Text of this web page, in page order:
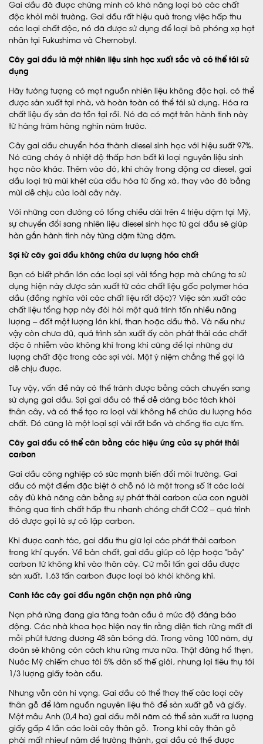
Gai dầu đã được chứng minh có khả năng loại bỏ các chất
độc khỏi môi trường. Gai dầu rất hiệu quả trong việc hấp thu
các loại chất độc, nó đã được sử dụng để loại bỏ phóng xạ hạt
nhân tại Fukushima và Chernobyl.
Cây gai dầu là một nhiên liệu sinh học xuất sắc và có thể tái sử
dụng
Hãy tưởng tượng có mọt nguồn nhiên liệu không độc hại, có thể
được sản xuất tại nhà, và hoàn toàn có thể tái sử dụng. Hóa ra
chất liệu ấy sẵn đã tồn tại rồi. Nó đã có mặt trên hành tinh này
từ hàng trăm hàng nghìn năm trước.
Cây gai dầu chuyển hóa thành diesel sinh học với hiệu suất 97%.
Nó cũng cháy ở nhiệt độ thấp hơn bất kì loại nguyên liệu sinh
học nào khác. Thêm vào đó, khi cháy trong động cơ diesel, gai
dầu loại trừ mùi khét của dầu hỏa từ ống xả, thay vào đó bằng
mùi dễ chịu của loài cây này.
Với những con đường có tổng chiều dài trên 4 triệu dặm tại Mỹ,
sự chuyển đổi sang nhiên liệu diesel sinh học từ gai dầu sẽ giúp
hàn gắn hành tinh này từng dặm từng dặm.
Sợi từ cây gai dầu không chứa dư lượng hóa chất
Bạn có biết phần lớn các loại sợi vải tổng hợp mà chúng ta sử
dụng hiện này được sản xuất từ các chất liệu gốc polymer hóa
dầu (đồng nghĩa với các chất liệu rất độc)? Việc sản xuất các
chất liệu tổng hợp này đòi hỏi một quá trình tốn nhiều năng
lượng – đốt một lượng lớn khí, than hoặc dầu thô. Và nếu như
vậy còn chưa đủ, quá trình sản xuất ấy còn phát thải các chất
độc ô nhiễm vào không khí trong khi cũng để lại những dư
lượng chất độc trong các sợi vải. Một ý niệm chẳng thể gọi là
dễ chịu được.
Tuy vậy, vấn đề này có thể tránh được bằng cách chuyển sang
sử dụng gai dầu. Sợi gai dầu có thể dễ dàng bóc tách khỏi
thân cây, và có thể tạo ra loại vải không hề chứa dư lượng hóa
chất. Đó cũng là một loại sợi vải rất bền và chống tia cực tím.
Cây gai dầu có thể cân bằng các hiệu ứng của sự phát thải
carbon
Gai dầu công nghiệp có sức mạnh biến đổi môi trường. Gai
dầu có một điểm đặc biệt ở chỗ nó là một trong số ít các loài
cây đủ khả năng cân bằng sự phát thải carbon của con người
thông qua tính chất hấp thu nhanh chóng chất CO2 – quá trình
đó được gọi là sự cô lập carbon.
Khi được canh tác, gai dầu thu giữ lại các phát thải carbon
trong khí quyển. Về bản chất, gai dầu giúp cô lập hoặc “bẫy”
carbon từ không khí vào thân cây. Cứ mỗi tấn gai dầu được
sản xuất, 1,63 tấn carbon được loại bỏ khỏi không khí.
Canh tác cây gai dầu ngăn chặn nạn phá rừng
Nạn phá rừng đang gia tăng toàn cầu ở mức độ đáng báo
động. Các nhà khoa học hiện nay tin rằng diện tích rừng mất đi
mỗi phút tương đương 48 sân bóng đá. Trong vòng 100 năm, dự
đoán sẽ không còn cách khu rừng mưa nữa. Thật đáng hổ thẹn,
Nước Mỹ chiếm chưa tới 5% dân số thế giới, nhưng lại tiêu thụ tới
1/3 lượng giấy toàn cầu.
Nhưng vẫn còn hi vọng. Gai dầu có thể thay thế các loại cây
thân gỗ để làm nguồn nguyên liệu thô để sản xuất gỗ và giấy.
Một mẫu Anh (0,4 ha) gai dầu mỗi năm có thể sản xuất ra lượng
giấy gấp 4 lần các loài cây thân gỗ. Trong khi cây thân gỗ
phải mất nhieuf năm để trưởng thành, gai dầu có thể được